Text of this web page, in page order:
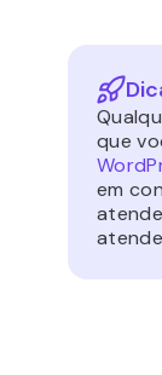
que
em